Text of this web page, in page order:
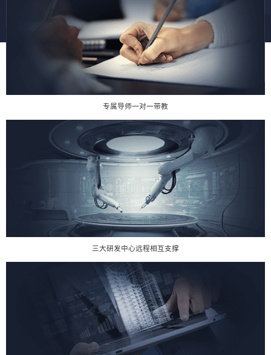
专属导师一对一带教
三大研发中心远程相互支撑